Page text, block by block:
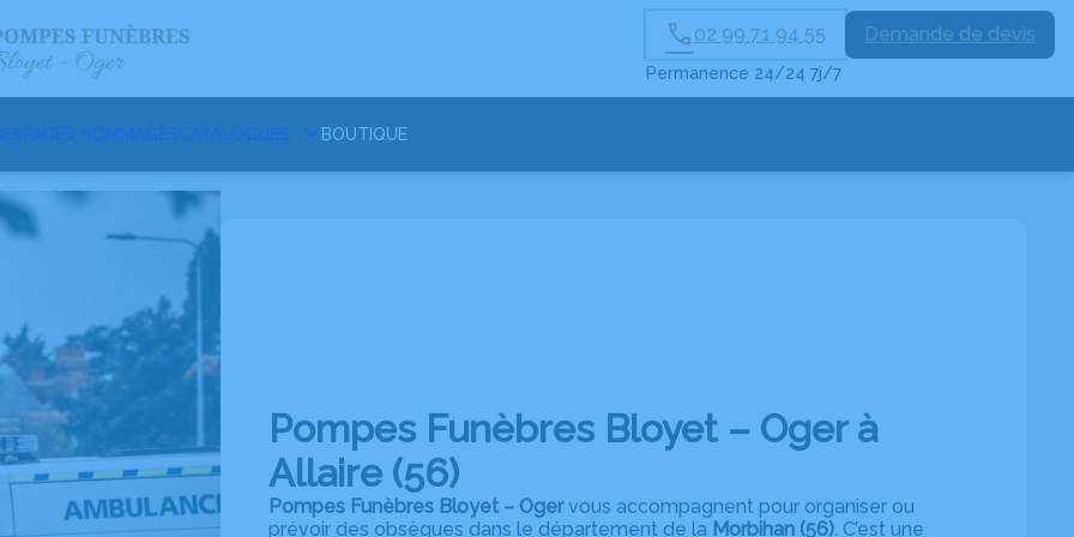
Permanence 24/24 7j/7
02 99 71 94 55 Demande de devis
ESPACES HOMMAGESCATALOGUES BOUTIQUE
Pompes Funèbres Bloyet – Oger à
Allaire (56)
Pompes Funèbres Bloyet – Ogervous accompagnent pour organiser ou
prévoir des obsèques dans le département de la Morbihan (56) . C’est une